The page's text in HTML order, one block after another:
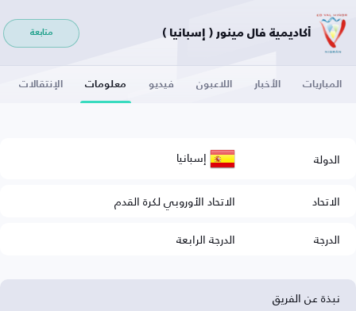
أكاديمية فال مينور ( إسبانيا ) متابعة
المباريات الأخبار اللاعبون فيديو معلومات الإنتقالات
الدولة إسبانيا
الاتحاد
الاتحاد الأوروبي لكرة القدم
الدرجة
الدرجة الرابعة
نبذة عن الفريق